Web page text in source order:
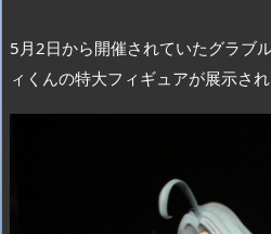
5月2日から開催されていたグラブ
ィくんの特大フィギュアが展示され